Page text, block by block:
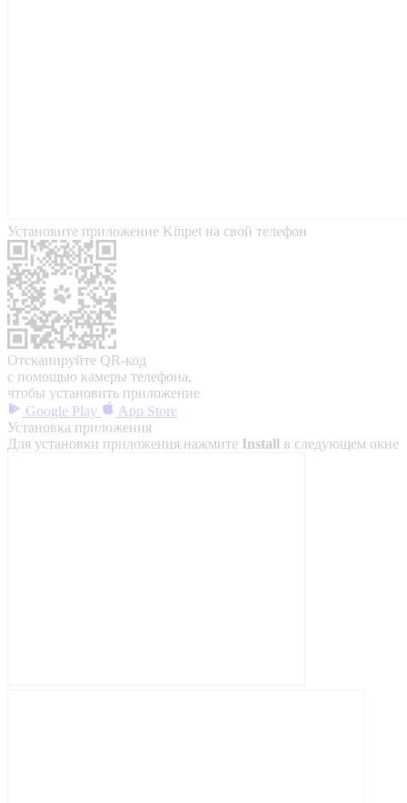
Установите приложение Kinpet на свой телефон
Отсканируйте QR-код
с помощью камеры телефона,
чтобы установить приложение
Google Play
App Store
Установка приложения
Для установки приложения нажмите Install в следующем окне